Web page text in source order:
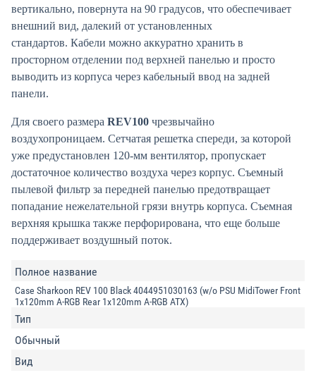
вертикально, повернута на 90 градусов, что обеспечивает
внешний вид, далекий от установленных
стандартов. Кабели можно аккуратно хранить в
просторном отделении под верхней панелью и просто
выводить из корпуса через кабельный ввод на задней
панели.
Для своего размера REV100 чрезвычайно
воздухопроницаем. Сетчатая решетка спереди, за которой
уже предустановлен 120-мм вентилятор, пропускает
достаточное количество воздуха через корпус. Съемный
пылевой фильтр за передней панелью предотвращает
попадание нежелательной грязи внутрь корпуса. Съемная
верхняя крышка также перфорирована, что еще больше
поддерживает воздушный поток.
Полное название
Case Sharkoon REV 100 Black 4044951030163 (w/o PSU MidiTower Front
1x120mm A-RGB Rear 1x120mm A-RGB ATX)
Тип
Обычный
Вид